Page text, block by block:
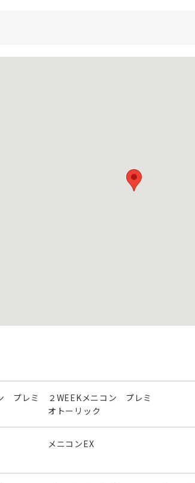
プレミ
２WEEKメニコン プレミ
オトーリック
メニコンEX